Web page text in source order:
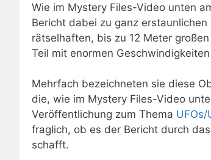
Wie im Mystery Files-Video unten
Bericht dabei zu ganz
rätselhaften, bis zu 12 Meter
Teil mit enormen
Mehrfach bezeichneten sie diese
die, wie im Mystery Files-Video
Veröffentlichung zum Thema UFOs/
fraglich, ob es der Bericht durch
schafft.